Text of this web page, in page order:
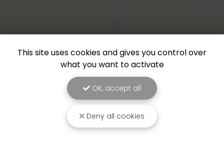
This site uses cookies and gives you control over
what you want to activate
OK, accept all
Deny all cookies